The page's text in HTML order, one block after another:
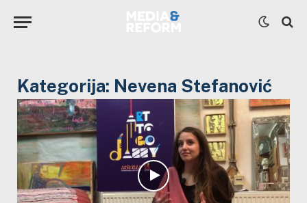
Kategorija: Nevena Stefanović